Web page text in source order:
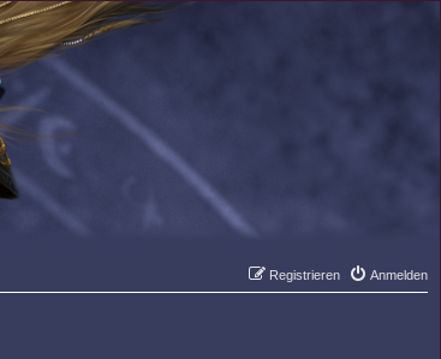
Anmelden
Registrieren